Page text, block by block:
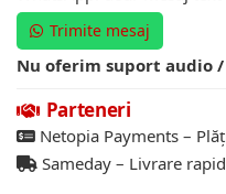
Trimite mesaj
Nu oferim suport audio
Parteneri
Netopia Payments –
Sameday – Livrare